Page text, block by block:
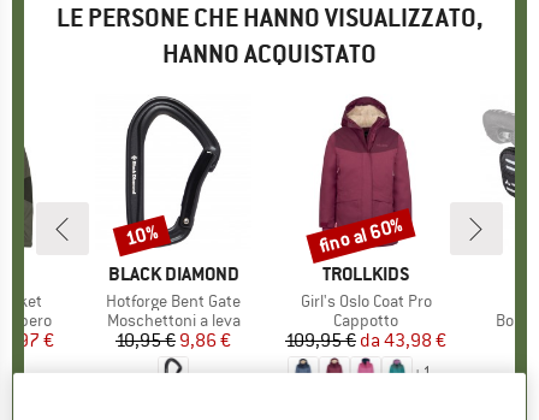
LE PERSONE CHE HANNO VISUALIZZATO,
HANNO ACQUISTATO
libero
ridotto
€
MARCHIO
BLACK DIAMOND
Articolo
Hotforge Bent Gate
Gruppo di prodotti
Moschettoni a leva
Prezzo
10,95 €Prezzo ridotto
9,86 €
Sconto
10%
MARCHIO
TROLLKIDS
Articolo
Girl's Oslo Coat Pro
Gruppo di prodotti
Cappotto
Prezzo
109,95 € Prezzo ridotto
da 43,98 €
+ 1
Sconto
fino al 60%